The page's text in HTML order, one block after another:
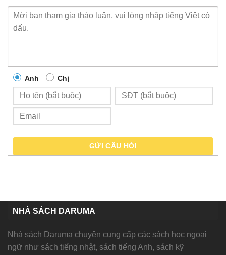
Anh Chị
GỬI CÂU HỎI
NHÀ SÁCH DARUMA
Nhà sách Daruma chuyên cung cấp các sách học ngoại
ngữ như sách tiếng nhật, sách tiếng Anh, sách kỹ